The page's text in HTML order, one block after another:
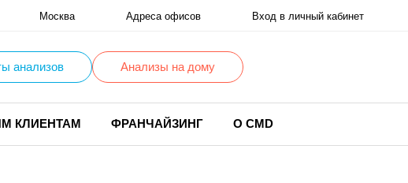
Москва Адреса офисов Вход в личный кабинет
анализов Анализы на дому
КЛИЕНТАМ ФРАНЧАЙЗИНГ О CMD